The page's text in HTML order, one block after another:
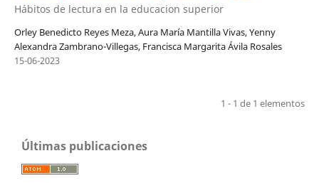
Hábitos de lectura en la educacion superior
Orley Benedicto Reyes Meza, Aura María Mantilla Vivas, Yenny
Alexandra Zambrano-Villegas, Francisca Margarita Ávila Rosales
15-06-2023
1 - 1 de 1 elementos
Últimas publicaciones